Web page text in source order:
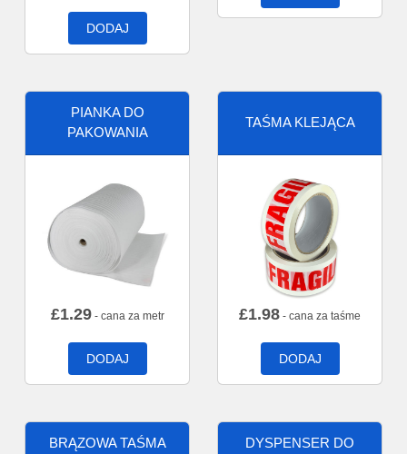
DODAJ
PIANKA DO
PAKOWANIA
£1.29- cana za metr
DODAJ
TAŚMA KLEJĄCA
£1.98 - cana za taśme
DODAJ
BRĄZOWA TAŚMA
DYSPENSER DO